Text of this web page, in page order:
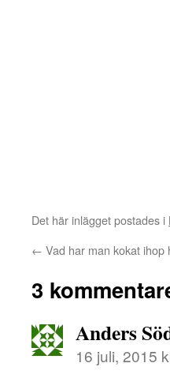
Det här inlägget postades i
← Vad har man kokat ihop
3
Anders
16 juli, 2015